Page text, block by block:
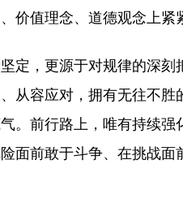
价值理念、道德观念上紧
定，更源于对规律的深
从容应对，拥有无往不
。前行路上，唯有持续
面前敢于斗争、在挑战